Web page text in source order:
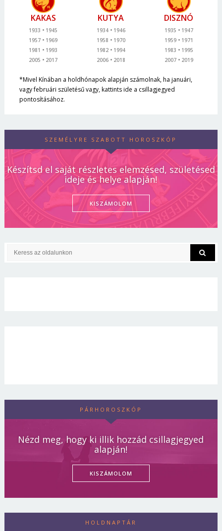
KAKAS
1933
1945
1957
1969
1981
1993
2005
2017
KUTYA
1934
1946
1958
1970
1982
1994
2006
2018
DISZNÓ
1935
1947
1959
1971
1983
1995
2007
2019
*Mivel Kínában a holdhónapok alapján számolnak, ha januári,
vagy februári születésű vagy, kattints ide a csillagjegyed
pontosításához.
SZEMÉLYRE SZABOTT HOROSZKÓP
Készítsd el saját részletes elemzésed, születésed
ideje és helye alapján!
KISZÁMOLOM
PÁRHOROSZKÓP
Nézd meg, hogy ki illik hozzád csillagjegyed
alapján!
KISZÁMOLOM
HOLDNAPTÁR